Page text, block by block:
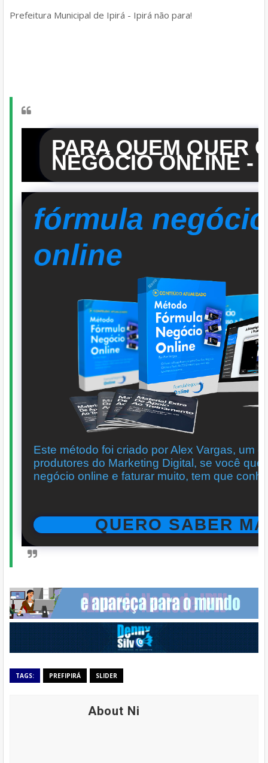
Prefeitura Municipal de Ipirá - Ipirá não para!
PARA QUEM QUER
NEGÓCIO ONLINE -
fórmula negócio
online
Este método foi criado por Alex Vargas, um
produtores do Marketing Digital, se você
negócio online e faturar muito, tem que
QUERO SABER
TAGS: PREFIPIRÁ SLIDER
About Ni